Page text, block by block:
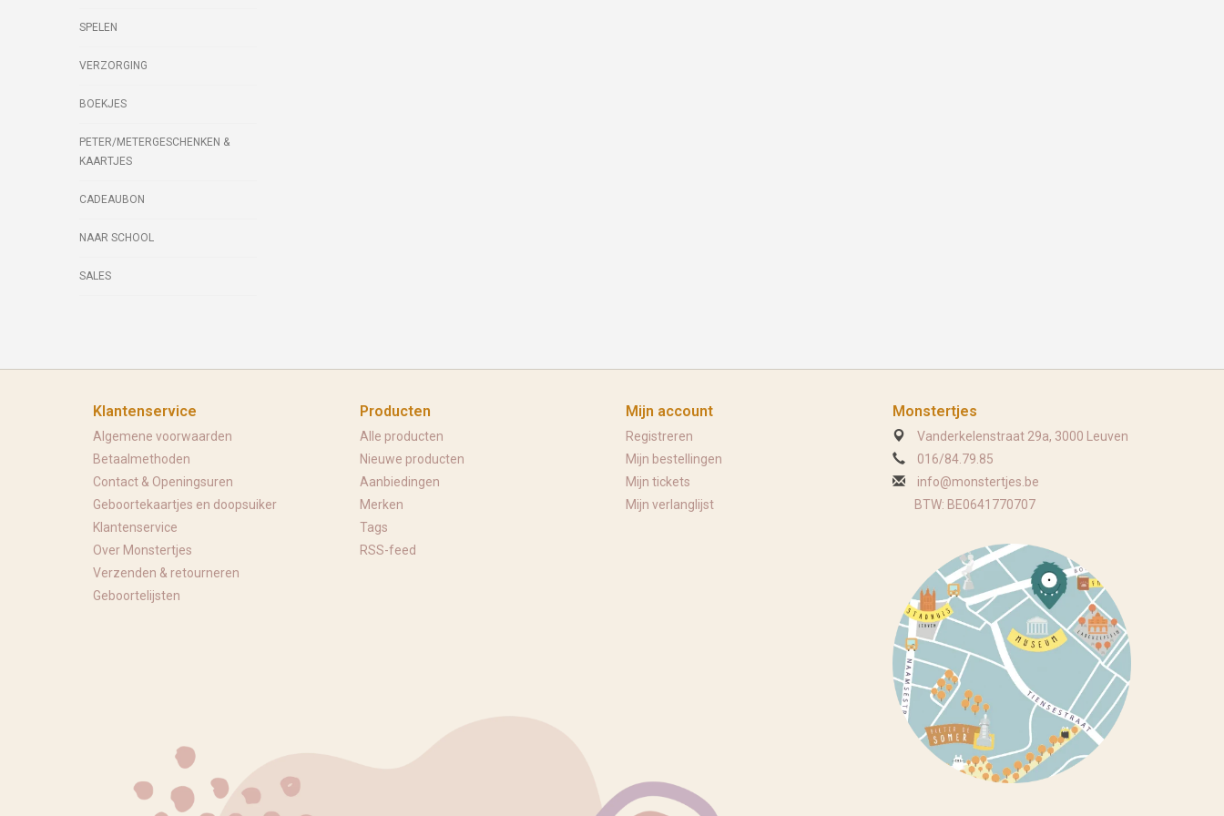
SPELEN
VERZORGING
BOEKJES
PETER/METERGESCHENKEN &
KAARTJES
CADEAUBON
NAAR SCHOOL
SALES
Klantenservice
Algemene voorwaarden
Betaalmethoden
Contact & Openingsuren
Geboortekaartjes en doopsuiker
Klantenservice
Over Monstertjes
Verzenden & retourneren
Geboortelijsten
Producten
Alle producten
Nieuwe producten
Aanbiedingen
Merken
Tags
RSS-feed
Mijn account
Registreren
Mijn bestellingen
Mijn tickets
Mijn verlanglijst
Monstertjes
Vanderkelenstraat 29a, 3000 Leuven
016/84.79.85
info@monstertjes.be
BTW: BE0641770707